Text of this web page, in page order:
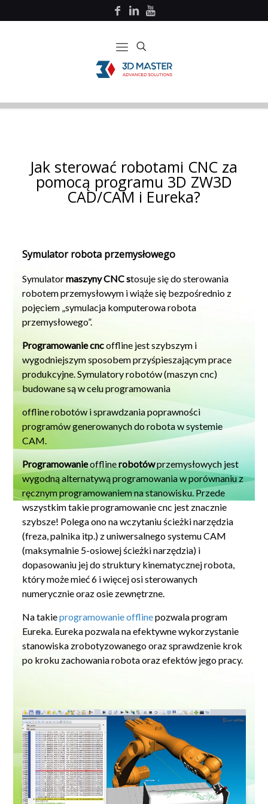
Jak sterować robotami CNC za
pomocą programu 3D ZW3D
CAD/CAM i Eureka?
Symulator robota przemysłowego
Symulatormaszyny CNC stosuje się do sterowania
robotem przemysłowym i wiąże się bezpośrednio z
pojęciem „symulacja komputerowa robota
przemysłowego”.
Programowanie cncoffline jest szybszym i
wygodniejszym sposobem przyśpieszającym prace
produkcyjne. Symulatory robotów (maszyn cnc)
budowane są w celu programowania
offline robotów i sprawdzania poprawności
programów generowanych do robota w systemie
CAM.
Programowanieofflinerobotówprzemysłowych jest
wygodną alternatywą programowania w porównaniu z
ręcznym programowaniem na stanowisku. Przede
wszystkim takie programowanie cnc jest znacznie
szybsze! Polega ono na wczytaniu ścieżki narzędzia
(freza, palnika itp.) z uniwersalnego systemu CAM
(maksymalnie 5-osiowej ścieżki narzędzia) i
dopasowaniu jej do struktury kinematycznej robota,
który może mieć 6 i więcej osi sterowanych
numerycznie oraz osie zewnętrzne.
Na takieprogramowanie offlinepozwala program
Eureka. Eureka pozwala na efektywne wykorzystanie
stanowiska zrobotyzowanego oraz sprawdzenie krok
po kroku zachowania robota oraz efektów jego pracy.